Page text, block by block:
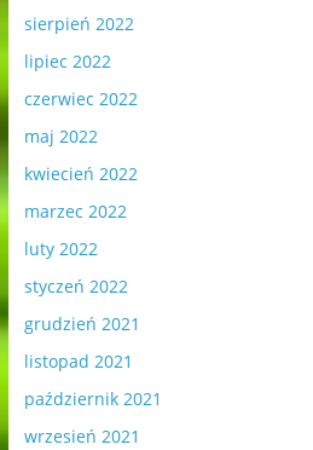
sierpień 2022
lipiec 2022
czerwiec 2022
maj 2022
kwiecień 2022
marzec 2022
luty 2022
styczeń 2022
grudzień 2021
listopad 2021
październik 2021
wrzesień 2021